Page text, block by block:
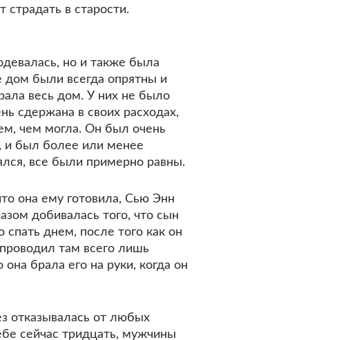
в старости.
но и также была
дом были всегда опрятны и
весь дом. У них не было
сдержана в своих расходах,
чем могла. Он был очень
и был более или менее
все были примерно равны.
она ему готовила, Сью Энн
добивалась того, что сын
днем, после того как он
там всего лишь
брала его на руки, когда он
отказывалась от любых
сейчас тридцать, мужчины